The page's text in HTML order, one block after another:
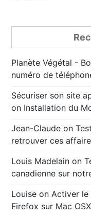
Planète Végétal -
numéro de
Sécuriser son site
on Installation du
Jean-Claude on
retrouver ces
Louis Madelain on
canadienne sur
Louise on Activer
Firefox sur Mac OSX